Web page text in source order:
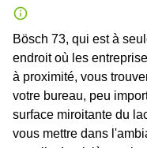
Bösch 73, qui est à
endroit où les
à proximité, vous
votre bureau, peu
surface miroitante du
vous mettre dans